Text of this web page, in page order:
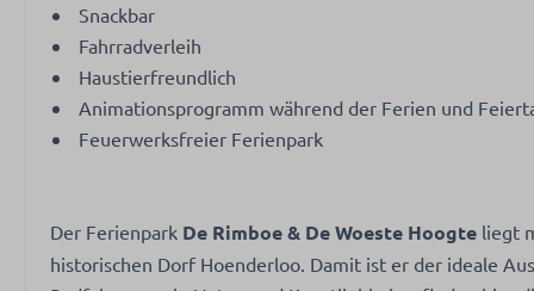
Snackbar
Fahrradverleih
Haustierfreundlich
Animationsprogramm während der Ferien und
Feuerwerksfreier Ferienpark
Der Ferienpark De Rimboe & De Woeste Hoogte liegt
historischen Dorf Hoenderloo. Damit ist er der ideale